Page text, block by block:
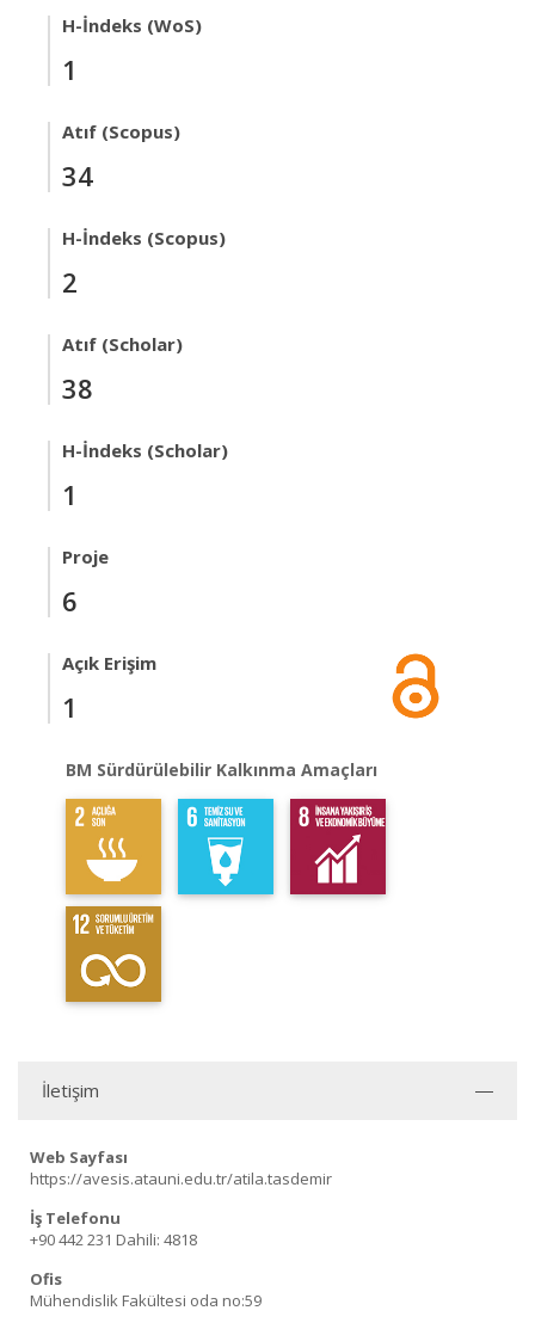
H-İndeks (WoS)
1
Atıf (Scopus)
34
H-İndeks (Scopus)
2
Atıf (Scholar)
38
H-İndeks (Scholar)
1
Proje
6
Açık Erişim
1
BM Sürdürülebilir Kalkınma Amaçları
İletişim
Web Sayfası
https://avesis.atauni.edu.tr/atila.tasdemir
İş Telefonu
+90 442 231 Dahili: 4818
Ofis
Mühendislik Fakültesi oda no:59